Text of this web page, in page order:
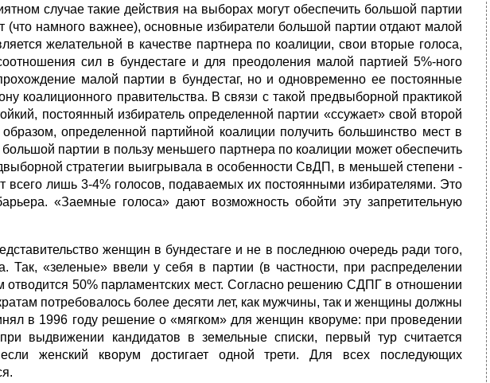
случае такие действия на выборах могут обеспечить большой партии
намного важнее), основные избиратели большой партии отдают малой
же­лательной в качестве партнера по коалиции, свои вторые голоса,
сил в бундестаге и для преодо­ления малой партией 5%-ного
малой партии в бундестаг, но и одновременно ее постоянные
коалиционного правительства. В связи с такой предвыборной практикой
постоянный избиратель определенной партии «ссужает» свой второй
определенной партийной коалиции получить большинство мест в
партии в пользу меньшего партнера по коали­ции может обеспечить
стратегии выигрывала в особенности СвДП, в меньшей степени -
всего лишь 3-4% голосов, подаваемых их постоянными избирателями. Это
«Заемные голоса» дают возможность обойти эту запретительную
женщин в бундестаге и не в последнюю очередь ради того,
Так, «зеленые» ввели у себя в партии (в частности, при рас­пределении
отводится 50% пар­ламентских мест. Согласно решению СДПГ в отношении
потребовалось более десяти лет, как мужчины, так и женщины должны
в 1996 году решение о «мягком» для женщин кворуме: при проведении
выдвижении кандидатов в земельные спи­ски, первый тур считается
жен­ский кворум достигает одной трети. Для всех последующих